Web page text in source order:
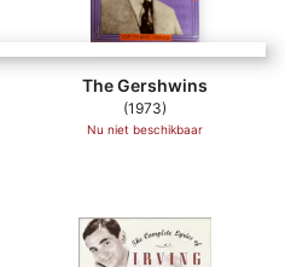
The Gershwins
(1973)
Nu niet beschikbaar